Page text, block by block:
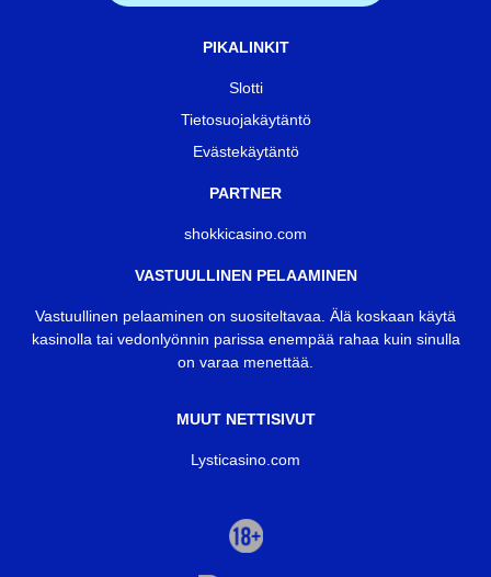
PIKALINKIT
Slotti
Tietosuoja­­käytäntö
Eväste­­käytäntö
PARTNER
shokkicasino.com
VASTUULLINEN PELAAMINEN
Vastuullinen pelaaminen on suositeltavaa. Älä koskaan käytä
kasinolla tai vedonlyönnin parissa enempää rahaa kuin sinulla
on varaa menettää.
MUUT NETTISIVUT
Lysticasino.com